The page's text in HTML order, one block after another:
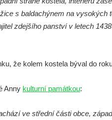
s baldachýnem na vysokých
zdejšího panství v letech
že kolem kostela býval do
Anny kulturní památkou:
ve střední části obce,